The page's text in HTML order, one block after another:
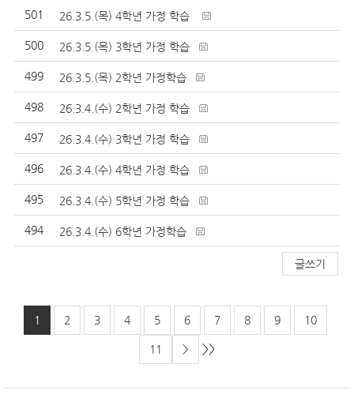
501 26.3.5.(목) 4학년 가정 학습
500 26.3.5.(목) 3학년 가정 학습
499 26.3.5.(목) 2학년 가정학습
498 26.3.4.(수) 2학년 가정 학습
497 26.3.4.(수) 3학년 가정 학습
496 26.3.4.(수) 4학년 가정 학습
495 26.3.4.(수) 5학년 가정 학습
494 26.3.4.(수) 6학년 가정학습
글쓰기
1 2 3 4 5 6 7 8 9 10
11 > >>